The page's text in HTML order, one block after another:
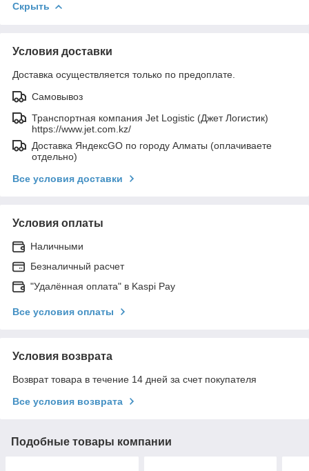
Скрыть
Условия доставки
Доставка осуществляется только по предоплате.
Самовывоз
Транспортная компания Jet Logistic (Джет Логистик)
https://www.jet.com.kz/
Доставка ЯндексGO по городу Алматы (оплачиваете
отдельно)
Все условия доставки
Условия оплаты
Наличными
Безналичный расчет
"Удалённая оплата" в Kaspi Pay
Все условия оплаты
Условия возврата
Возврат товара в течение 14 дней за счет покупателя
Все условия возврата
Подобные товары компании